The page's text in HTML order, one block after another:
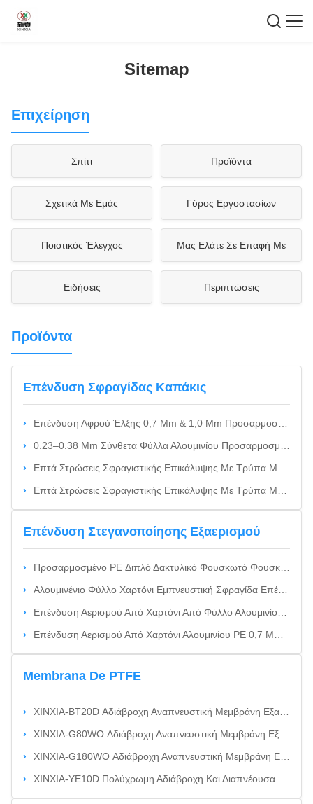
Sitemap
Επιχείρηση
Σπίτι Προϊόντα
Σχετικά Με Εμάς Γύρος Εργοστασίων
Ποιοτικός Έλεγχος Μας Ελάτε Σε Επαφή Με
Ειδήσεις Περιπτώσεις
Προϊόντα
Επένδυση Σφραγίδας Καπάκις
Επένδυση Αφρού Έλξης 0,7 Mm & 1,0 Mm Προσαρμοσμένης Διαμέτρου Apple-Peel Για Σφράγιση Συσκευασιών Καλλυντικών Και Τροφίμων
0.23–0.38 Mm Σύνθετα Φύλλα Αλουμινίου Προσαρμοσμένου Μεγέθους Για Επαγωγική Σφράγιση Σε Συσκευασίες Καλλυντικών Και Τροφίμων
Επτά Στρώσεις Σφραγιστικής Επικάλυψης Με Τρύπα Μήλου Για Κοντέινερ Συσκευασίας Καλλυντικών Και Τροφίμων
Επτά Στρώσεις Σφραγιστικής Επικάλυψης Με Τρύπα Μήλου Για Κοντέινερ Συσκευασίας Καλλυντικών Και Τροφίμων
Επένδυση Στεγανοποίησης Εξαερισμού
Προσαρμοσμένο PE Διπλό Δακτυλικό Φουσκωτό Φουσκωτή Με PE Φιλμ Και Πυρήνα Αφρού Για Απελευθέρωση Εσωτερικής Πίεσης Της Κεφαλής Της Αντλίας
Αλουμινένιο Φύλλο Χαρτόνι Εμπνευστική Σφραγίδα Επένδυσης Για Αγροχημικές Συσκευές Διαμέτρου 20 Χιλιοστών 130 Χιλιοστών Ελάφρυνση Πίεσης Και Πρόληψη Διαρροών
Επένδυση Αερισμού Από Χαρτόνι Από Φύλλο Αλουμινίου Μεγάλης Μεμβράνης 0,7 Mm / 1,0 Mm Για Αγροχημικές Συσκευασίες Υψηλής Απελευθέρωσης Αερίων
Επένδυση Αερισμού Από Χαρτόνι Αλουμινίου PE 0,7 Mm / 1,0 Mm Για Συσκευασίες Τροφίμων Που Έχουν Υποστεί Ζύμωση
Membrana De PTFE
XINXIA-BT20D Αδιάβροχη Αναπνευστική Μεμβράνη Εξαερισμού Για Αυτοκινητοβιομηχανία Και Καταναλωτικά Ηλεκτρονικά Υψηλής Ροής Αέρα EPTFE Με Προστασία IP68
XINXIA-G80WO Αδιάβροχη Αναπνευστική Μεμβράνη Εξαερισμού Για Αυτοκινητοβιομηχανία Και Καταναλωτικά Ηλεκτρονικά Επενεργοποιημένη Μεθοδολογία Για Την Ανάλυση Των Υλικών
XINXIA-G180WO Αδιάβροχη Αναπνευστική Μεμβράνη Εξαερισμού Για Αυτοκινητοβιομηχανία Και Καταναλωτικά Ηλεκτρονικά Υψηλής Θερμοκρασίας EPTFE Μεμβράνη Εξαερισμού Με Προστασία IP68
XINXIA-YE10D Πολύχρωμη Αδιάβροχη Και Διαπνέουσα Μεμβράνη Εξαερισμού Για Αυτοκινητοβιομηχανία & Καταναλωτικά Ηλεκτρονικά Κίτρινη Μεμβράνη Εξαερισμού EPTFE Με Προστασία IP68 Και Εξαιρετικά Υψηλή Αντοχή Στο Νερό